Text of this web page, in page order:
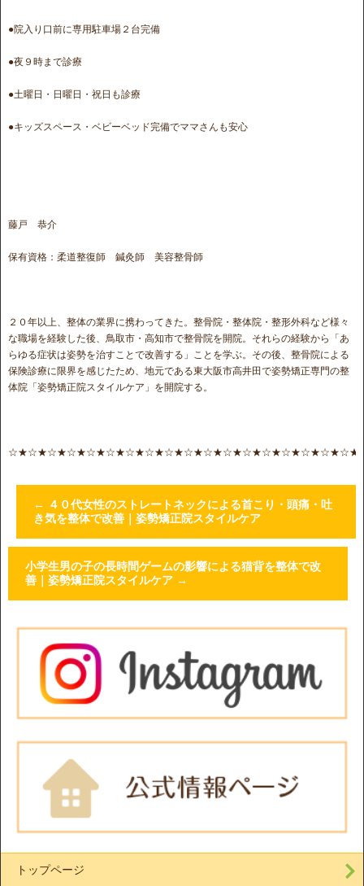
●院入り口前に専用駐車場２台完備
●夜９時まで診療
●土曜日・日曜日・祝日も診療
●キッズスペース・ベビーベッド完備でママさんも安心
藤戸 恭介
保有資格：柔道整復師 鍼灸師 美容整骨師
２０年以上、整体の業界に携わってきた。整骨院・整体院・整形外科など様々
な職場を経験した後、鳥取市・高知市で整骨院を開院。それらの経験から「あ
らゆる症状は姿勢を治すことで改善する」ことを学ぶ。その後、整骨院による
保険診療に限界を感じたため、地元である東大阪市高井田で姿勢矯正専門の整
体院「姿勢矯正院スタイルケア」を開院する。
← ４０代女性のストレートネックによる首こり・頭痛・吐
き気を整体で改善｜姿勢矯正院スタイルケア
小学生男の子の長時間ゲームの影響による猫背を整体で改
善｜姿勢矯正院スタイルケア →
トップページ